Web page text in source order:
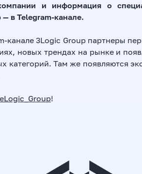
и информация о
в Telegram-канале.
канале 3Logic Group партнеры
новых трендах на рынке и
категорий. Там же появляются
!